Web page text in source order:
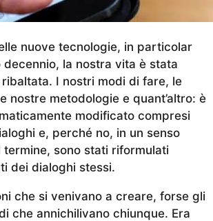
nuove tecnologie, in particolar
decennio, la nostra vita è stata
I nostri modi di fare, le
nostre metodologie e quant’altro: è
modificato compresi
e, perché no, in un senso
termine, sono stati riformulati
dei dialoghi stessi.
che si venivano a creare, forse gli
che annichilivano chiunque. Era